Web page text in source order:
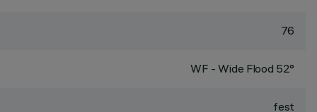
76
WF - Wide Flood 52°
fest